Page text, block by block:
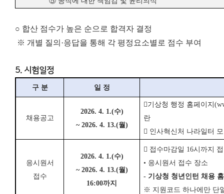
○ 합산 점수가 높은 순으로 합격자 결정
※ 개별 질의·응답을 통해 각 평정요소별로 점수 부여
5. 시험일정
구 분 일 정
채용공고
2026. 4. 1.(수)
~ 2026. 4. 13.(월 )
기상청 행정 홈페이지 (
란
 인사혁신처 나라일터
응시원서
접수
2026. 4. 1.(수)
~ 2026. 4. 13.(월 )
16:00까지
 접수마감일 16시까지
• 응시원서 접수 장소
- 기상청 청년인턴 채용
※ 지원코드 하나에만 단